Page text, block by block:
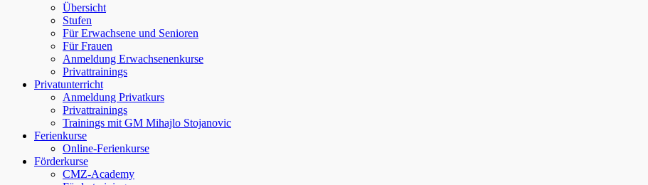
Übersicht
Stufen
Für Erwachsene und Senioren
Für Frauen
Anmeldung Erwachsenenkurse
Privattrainings
Privatunterricht
Anmeldung Privatkurs
Privattrainings
Trainings mit GM Mihajlo Stojanovic
Ferienkurse
Online-Ferienkurse
Förderkurse
CMZ-Academy